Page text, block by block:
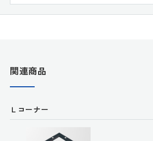
関連商品
Ｌコーナー